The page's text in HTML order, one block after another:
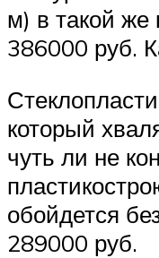
м) в такой же
386000 руб.
который
чуть ли не
обойдется
289000 руб.